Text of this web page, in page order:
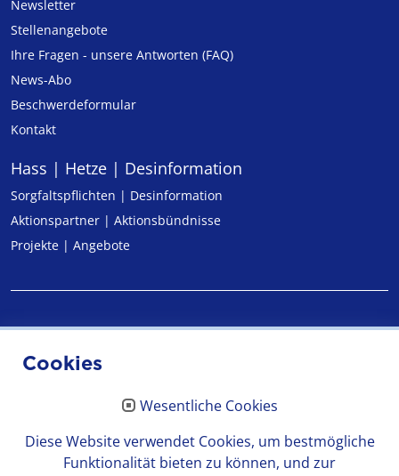
Newsletter
Stellenangebote
Ihre Fragen - unsere Antworten (FAQ)
News-Abo
Beschwerdeformular
Kontakt
Hass | Hetze | Desinformation
Sorgfaltspflichten | Desinformation
Aktionspartner | Aktionsbündnisse
Projekte | Angebote
Cookies
Wesentliche Cookies
Diese Website verwendet Cookies, um bestmögliche
Funktionalität bieten zu können, und zur